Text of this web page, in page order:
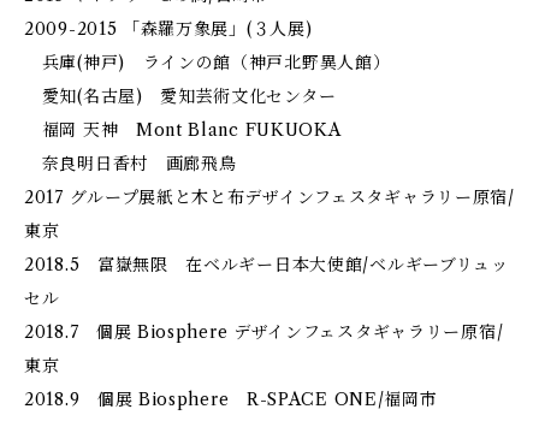
2009-2015 「森羅万象展」(３人展)
兵庫(神戸) ラインの館（神戸北野異人館）
愛知(名古屋) 愛知芸術文化センター
福岡 天神 Mont Blanc FUKUOKA
奈良明日香村 画廊飛鳥
2017 グループ展紙と木と布デザインフェスタギャラリー原宿/
東京
2018.5 富嶽無限 在ベルギー日本大使館/ベルギーブリュッ
セル
2018.7 個展 Biosphere デザインフェスタギャラリー原宿/
東京
2018.9 個展 Biosphere R-SPACE ONE/福岡市